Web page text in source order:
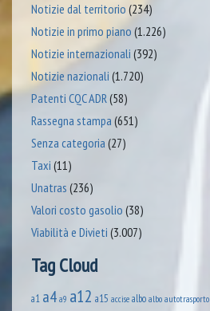
Notizie dal territorio (234)
Notizie in primo piano (1.226)
Notizie internazionali (392)
Notizie nazionali (1.720)
Patenti CQC ADR(58)
Rassegna stampa (651)
Senza categoria (27)
Taxi (11)
Unatras (236)
Valori costo gasolio (38)
Viabilità e Divieti (3.007)
Tag Cloud
a1 a4 a9 a12 a15 accise albo albo autotrasporto